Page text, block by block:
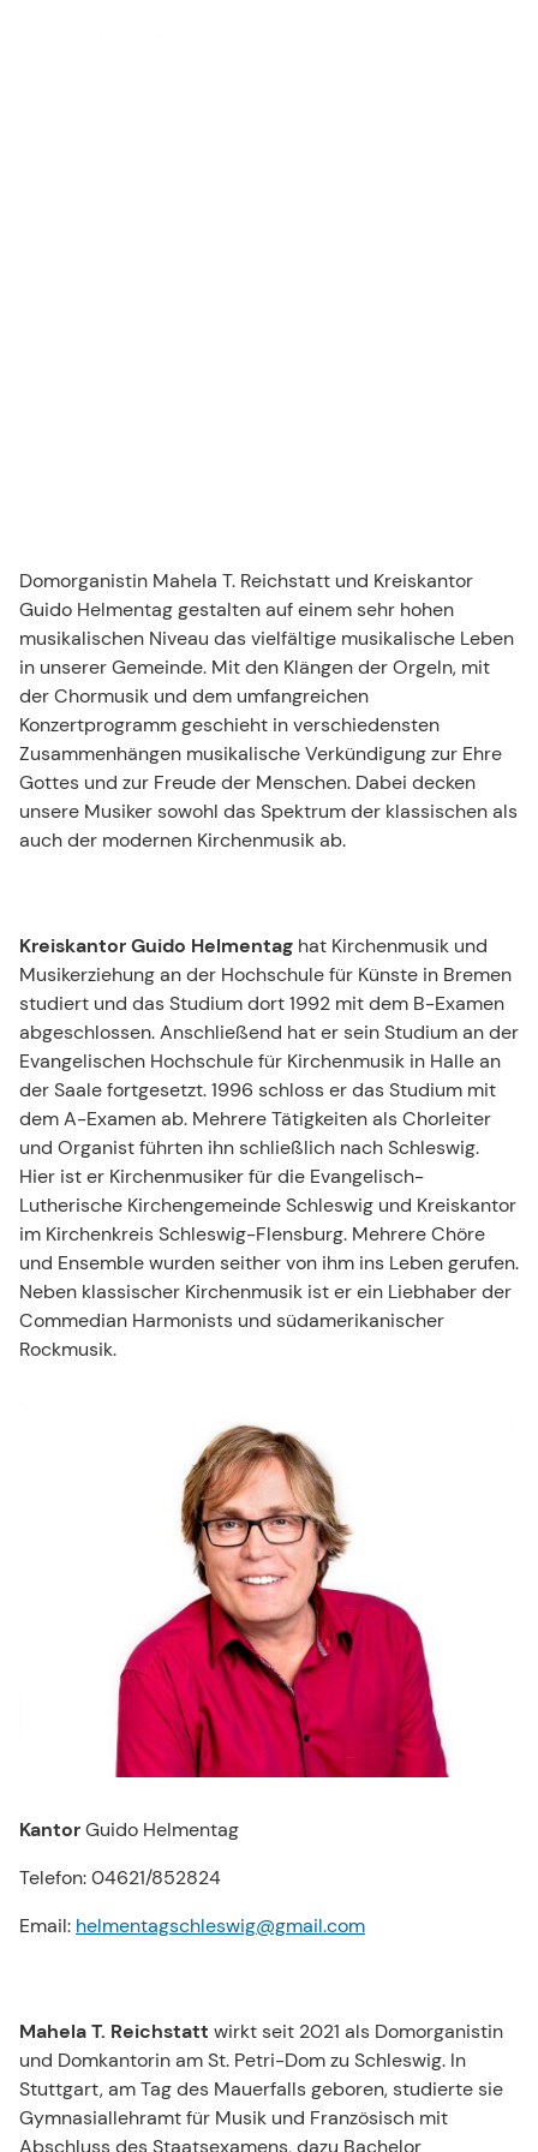
Domorganistin Mahela T. Reichstatt und Kreiskantor
Guido Helmentag gestalten auf einem sehr hohen
musikalischen Niveau das vielfältige musikalische Leben
in unserer Gemeinde. Mit den Klängen der Orgeln, mit
der Chormusik und dem umfangreichen
Konzertprogramm geschieht in verschiedensten
Zusammenhängen musikalische Verkündigung zur Ehre
Gottes und zur Freude der Menschen. Dabei decken
unsere Musiker sowohl das Spektrum der klassischen als
auch der modernen Kirchenmusik ab.
Kreiskantor Guido Helmentag hat Kirchenmusik und
Musikerziehung an der Hochschule für Künste in Bremen
studiert und das Studium dort 1992 mit dem B-Examen
abgeschlossen. Anschließend hat er sein Studium an der
Evangelischen Hochschule für Kirchenmusik in Halle an
der Saale fortgesetzt. 1996 schloss er das Studium mit
dem A-Examen ab. Mehrere Tätigkeiten als Chorleiter
und Organist führten ihn schließlich nach Schleswig.
Hier ist er Kirchenmusiker für die Evangelisch-
Lutherische Kirchengemeinde Schleswig und Kreiskantor
im Kirchenkreis Schleswig-Flensburg. Mehrere Chöre
und Ensemble wurden seither von ihm ins Leben gerufen.
Neben klassischer Kirchenmusik ist er ein Liebhaber der
Commedian Harmonists und südamerikanischer
Rockmusik.
KantorGuido Helmentag
Telefon: 04621/852824
Email: helmentagschleswig@​gmail.​com
Mahela T. Reichstatt wirkt seit 2021 als Domorganistin
und Domkantorin am St. Petri-Dom zu Schleswig. In
Stuttgart, am Tag des Mauerfalls geboren, studierte sie
Gymnasiallehramt für Musik und Französisch mit
Abschluss des Staatsexamens, dazu Bachelor